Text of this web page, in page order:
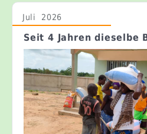
Juli 2026
Seit 4 Jahren dieselbe